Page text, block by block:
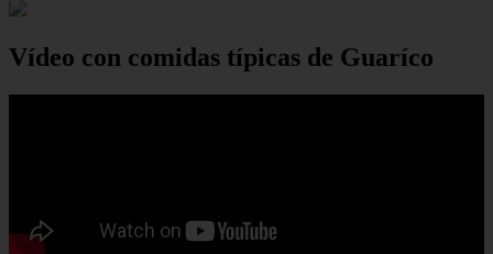
Vídeo con comidas típicas de Guaríco